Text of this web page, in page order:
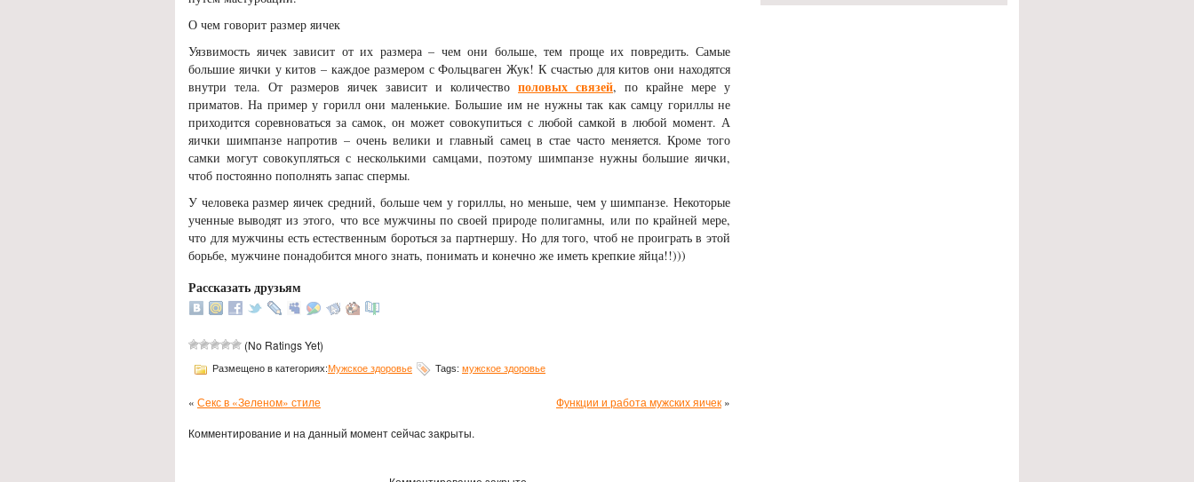
О чем говорит размер яичек
Уязвимость яичек зависит от их размера – чем они больше, тем проще их повредить. Самые
большие яички у китов – каждое размером с Фольцваген Жук! К счастью для китов они находятся
внутри тела. От размеров яичек зависит и количество половых связей, по крайне мере у
приматов. На пример у горилл они маленькие. Большие им не нужны так как самцу гориллы не
приходится соревноваться за самок, он может совокупиться с любой самкой в любой момент. А
яички шимпанзе напротив – очень велики и главный самец в стае часто меняется. Кроме того
самки могут совокупляться с несколькими самцами, поэтому шимпанзе нужны большие яички,
чтоб постоянно пополнять запас спермы.
У человека размер яичек средний, больше чем у гориллы, но меньше, чем у шимпанзе. Некоторые
ученные выводят из этого, что все мужчины по своей природе полигамны, или по крайней мере,
что для мужчины есть естественным бороться за партнершу. Но для того, чтоб не проиграть в этой
борьбе, мужчине понадобится много знать, понимать и конечно же иметь крепкие яйца!!)))
Рассказать друзьям
(No Ratings Yet)
Размещено в категориях:Мужское здоровье Tags: мужское здоровье
« Секс в «Зеленом» стиле Функции и работа мужских яичек »
Комментирование и на данный момент сейчас закрыты.